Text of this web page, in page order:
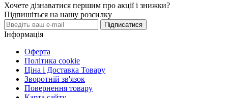
Хочете дізнаватися першим про акції і знижки?
Підпишіться на нашу розсилку
Підписатися
Інформація
Оферта
Політика cookie
Ціна і Доставка Товару
Зворотній зв'язок
Повернення товару